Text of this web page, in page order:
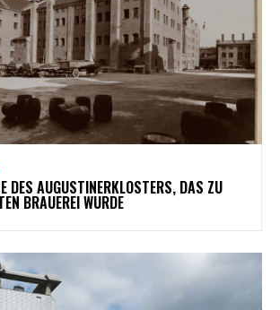
DES AUGUSTINERKLOSTERS, DAS ZU
BRAUEREI WURDE